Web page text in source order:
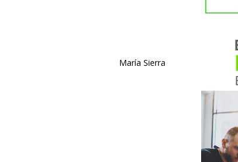
María Sierra